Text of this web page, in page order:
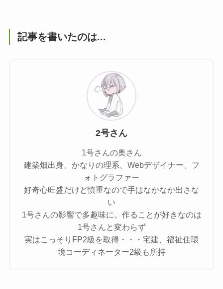
記事を書いたのは...
2号さん
1号さんの奥さん
建築畑出身、かなりの理系、Webデザイナー、フ
ォトグラファー
好奇心旺盛だけど慎重なので手はなかなか出さな
い
1号さんの影響で多趣味に。作ることが好きなのは
1号さんと変わらず
実はこっそりFP2級を取得・・・宅建、福祉住環
境コーディネーター2級も所持